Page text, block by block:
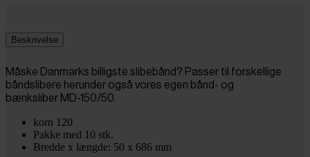
Beskrivelse
Måske Danmarks billigste slibebånd? Passer til forskellige
båndslibere herunder også vores egen bånd- og
bænksliber MD-150/50.
korn 120
Pakke med 10 stk.
Bredde x længde: 50 x 686 mm